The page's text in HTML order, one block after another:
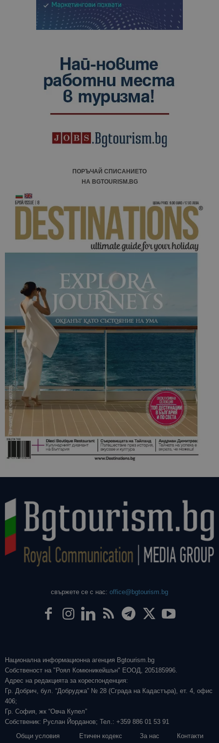
ПОРЪЧАЙ СПИСАНИЕТО
НА BGTOURISM.BG
свържете се с нас: office@bgtourism.bg
Национална информационна агенция Bgtourism.bg
Собственост на "Роял Комюникейшън" ЕООД, 205185996.
Адрес на редакцията за кореспонденция:
Гр. Добрич, бул. “Добруджа” № 28 (Сграда на Кадастъра), ет. 4, офис
406;
Гр. София, жк “Овча Купел”
Собственик: Руслан Йорданов; Тел.: +359 886 01 53 91
Общи условия
Етичен кодекс За нас Контакти